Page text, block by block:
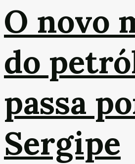
O novo
do
passa
Sergipe